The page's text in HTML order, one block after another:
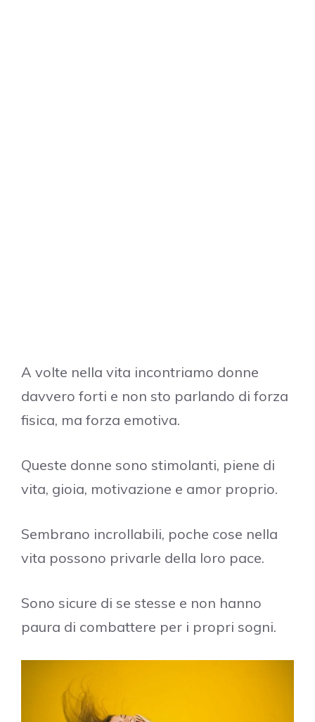
A volte nella vita incontriamo donne
davvero forti e non sto parlando di forza
fisica, ma forza emotiva.
Queste donne sono stimolanti, piene di
vita, gioia, motivazione e amor proprio.
Sembrano incrollabili, poche cose nella
vita possono privarle della loro pace.
Sono sicure di se stesse e non hanno
paura di combattere per i propri sogni.